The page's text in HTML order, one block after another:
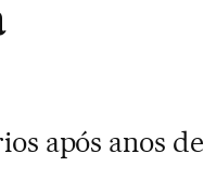
após anos de